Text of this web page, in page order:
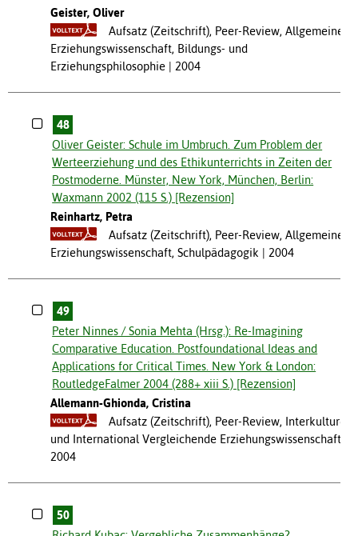
Geister, Oliver
Aufsatz (Zeitschrift), Peer-Review, Allgemeine
Erziehungswissenschaft, Bildungs- und
Erziehungsphilosophie
2004
48
Oliver Geister: Schule im Umbruch. Zum Problem der
Werteerziehung und des Ethikunterrichts in Zeiten der
Postmoderne. Münster, New York, München, Berlin:
Waxmann 2002 (115 S.) [Rezension]
Reinhartz, Petra
Aufsatz (Zeitschrift), Peer-Review, Allgemeine
Erziehungswissenschaft, Schulpädagogik
2004
49
Peter Ninnes / Sonia Mehta (Hrsg.): Re-Imagining
Comparative Education. Postfoundational Ideas and
Applications for Critical Times. New York & London:
RoutledgeFalmer 2004 (288+ xiii S.) [Rezension]
Allemann-Ghionda, Cristina
Aufsatz (Zeitschrift), Peer-Review,
und International Vergleichende Erziehungswissenschaft
2004
50